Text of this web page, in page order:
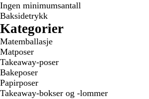
Ingen minimumsantall
Baksidetrykk
Kategorier
Matemballasje
Matposer
Takeaway-poser
Bakeposer
Papirposer
Takeaway-bokser og -lommer